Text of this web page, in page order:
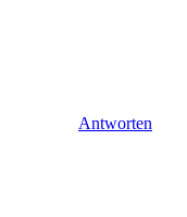
Antworten